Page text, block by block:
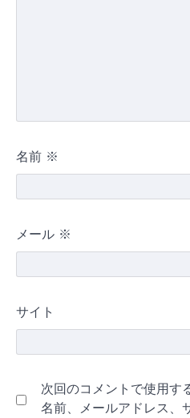
名前 ※
メール ※
サイト
次回のコメントで使用す
名前、メールアドレス、